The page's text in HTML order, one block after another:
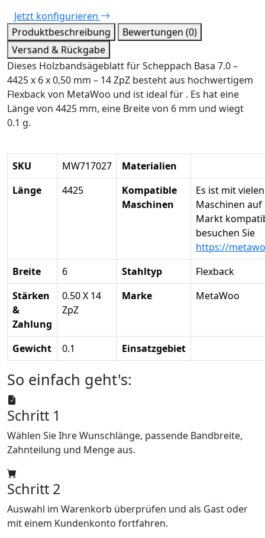
Jetzt konfigurieren
Produktbeschreibung
Bewertungen (0)
Versand & Rückgabe
Dieses Holzbandsägeblatt für Scheppach Basa 7.0 –
4425 x 6 x 0,50 mm – 14 ZpZ besteht aus hochwertigem
Flexback von MetaWoo und ist ideal für . Es hat eine
Länge von 4425 mm, eine Breite von 6 mm und wiegt
0.1 g.
SKU MW717027
Materialien
Länge
4425
Kompatible
Maschinen
Es ist mit vielen
Maschinen auf
Markt
besuchen Sie
https://
Breite
6 Stahltyp
Flexback
Stärken
&
Zahlung
0.50 X 14
ZpZ
Marke MetaWoo
Gewicht 0.1 Einsatzgebiet
So einfach geht's:
Schritt 1
Wählen Sie Ihre Wunschlänge, passende Bandbreite,
Zahnteilung und Menge aus.
Schritt 2
Auswahl im Warenkorb überprüfen und als Gast oder
mit einem Kundenkonto fortfahren.